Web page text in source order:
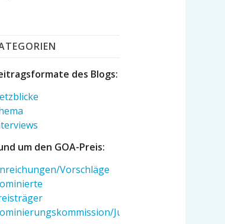
des Blogs:
um den GOA-Preis:
Vorschläge
Jury